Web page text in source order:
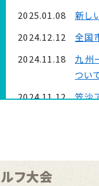
2025.01.08
新し
2024.12.12
全国
2024.11.18
九州
つい
2024.11.12
笠沙
フ大会